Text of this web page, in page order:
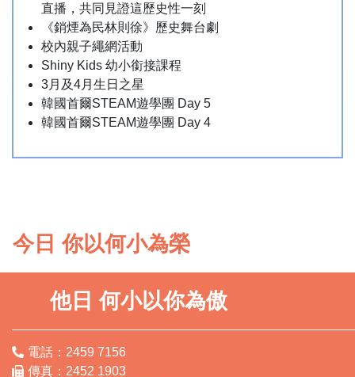
直播，共同見證這歷史性一刻
《銷煙為民林則徐》歷史舞台劇
校內親子繩網活動
Shiny Kids 幼小銜接課程
3月及4月生日之星
韓國首爾STEAM遊學團 Day 5
韓國首爾STEAM遊學團 Day 4
今日 你以何小為榮
他日 何小以你為傲
電話：2459 7156
傳真：2452 1903